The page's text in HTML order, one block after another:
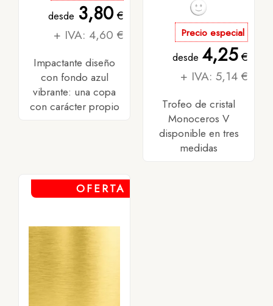
desde 3,80€
+ IVA: 4,60 €
Impactante diseño
con fondo azul
vibrante: una copa
con carácter propio
Precio especial
desde 4,25€
+ IVA: 5,14 €
Trofeo de cristal
Monoceros V
disponible en tres
medidas
OFERTA